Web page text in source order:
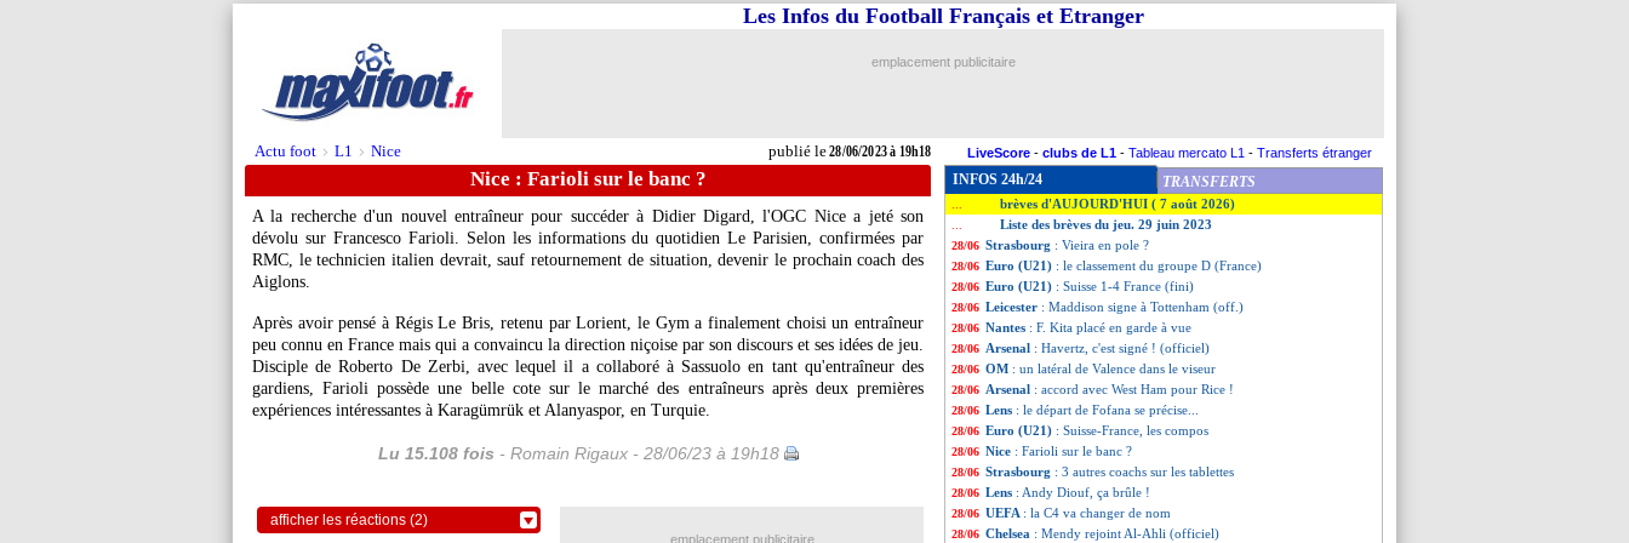
Actu foot > L1 > Nice publié le28/06/2023 à 19h18
Les Infos du Football Français et Etranger
emplacement publicitaire
LiveScore - clubs de L1 - Tableau mercato L1 - Transferts étranger
Nice : Farioli sur le banc ?
A la recherche d'un nouvel entraîneur pour succéder à Didier Digard, l'OGC Nice a jeté son
dévolu sur Francesco Farioli. Selon les informations du quotidien Le Parisien, confirmées par
RMC, le technicien italien devrait, sauf retournement de situation, devenir le prochain coach des
Aiglons.
Après avoir pensé à Régis Le Bris, retenu par Lorient, le Gym a finalement choisi un entraîneur
peu connu en France mais qui a convaincu la direction niçoise par son discours et ses idées de jeu.
Disciple de Roberto De Zerbi, avec lequel il a collaboré à Sassuolo en tant qu'entraîneur des
gardiens, Farioli possède une belle cote sur le marché des entraîneurs après deux premières
expériences intéressantes à Karagümrük et Alanyaspor, en Turquie.
Lu 15.108 fois - Romain Rigaux - 28/06/23 à 19h18
afficher les réactions (2)
INFOS 24h/24 TRANSFERTS
brèves d'AUJOURD'HUI ( 7 août 2026)
Liste des brèves du jeu. 29 juin 2023
28/06 Strasbourg : Vieira en pole ?
28/06 Euro (U21) : le classement du groupe D (France)
28/06 Euro (U21) : Suisse 1-4 France (fini)
28/06 Leicester : Maddison signe à Tottenham (off.)
28/06 Nantes : F. Kita placé en garde à vue
28/06 Arsenal : Havertz, c'est signé ! (officiel)
28/06 OM : un latéral de Valence dans le viseur
28/06 Arsenal : accord avec West Ham pour Rice !
28/06 Lens : le départ de Fofana se précise...
28/06 Euro (U21) : Suisse-France, les compos
28/06 Nice : Farioli sur le banc ?
28/06 Strasbourg : 3 autres coachs sur les tablettes
28/06 Lens : Andy Diouf, ça brûle !
28/06 UEFA : la C4 va changer de nom
28/06 Chelsea : Mendy rejoint Al-Ahli (officiel)
emplacement publicitaire